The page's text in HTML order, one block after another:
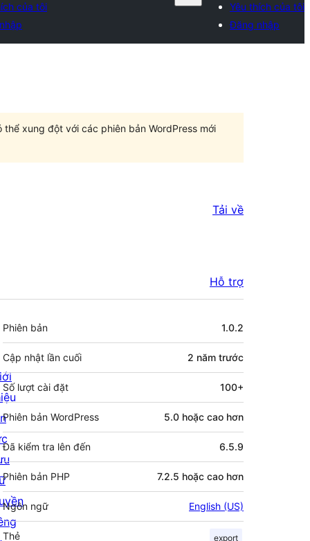
của tôi
Yêu thích của tôi
Đăng nhập
xung đột với các phiên bản WordPress mới
Tải về
Hỗ trợ
Meta
Phiên bản 1.0.2
Cập nhật lần cuối 2 năm trước
Số lượt cài đặt 100+
Phiên bản WordPress 5.0 hoặc cao hơn
Đã kiểm tra lên đến 6.5.9
Phiên bản PHP 7.2.5 hoặc cao hơn
Ngôn ngữ English (US)
Thẻ export